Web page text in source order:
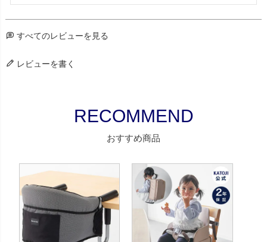
すべてのレビューを見る
レビューを書く
おすすめ商品